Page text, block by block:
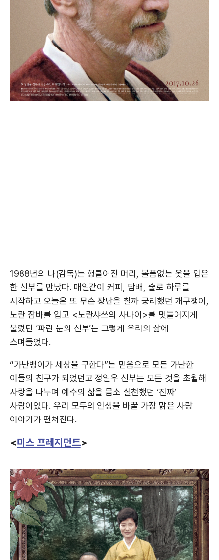
1988년의 나(감독)는 헝클어진 머리, 볼품없는 옷을 입은
한 신부를 만났다. 매일같이 커피, 담배, 술로 하루를
시작하고 오늘은 또 무슨 장난을 칠까 궁리했던 개구쟁이,
노란 잠바를 입고 <노란샤쓰의 사나이>를 멋들어지게
불렀던 ‘파란 눈의 신부’는 그렇게 우리의 삶에
스며들었다.
“가난뱅이가 세상을 구한다”는 믿음으로 모든 가난한
이들의 친구가 되었던고 정일우 신부는 모든 것을 초월해
사랑을 나누며 예수의 삶을 몸소 실천했던 ‘진짜’
사람이었다. 우리 모두의 인생을 바꿀 가장 맑은 사랑
이야기가 펼쳐진다.
<미스 프레지던트>